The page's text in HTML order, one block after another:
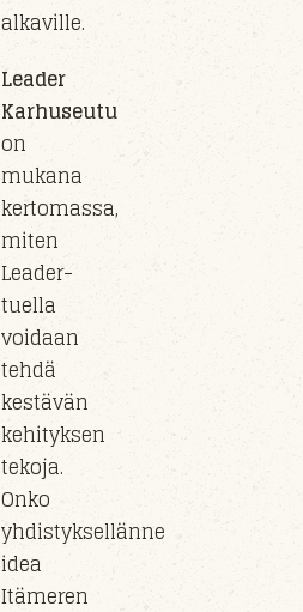
alkaville.
Leader
Karhuseutu
on
mukana
kertomassa,
miten
Leader-
tuella
voidaan
tehdä
kestävän
kehityksen
tekoja.
Onko
yhdistyksellänne
idea
Itämeren